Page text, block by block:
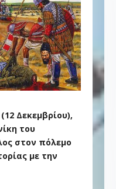
Δεκεμβρίου),
του
στον πόλεμο
με την